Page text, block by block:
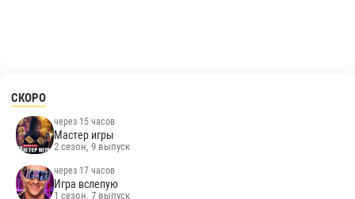
СКОРО
через 15 часов
Мастер игры
2 сезон, 9 выпуск
через 17 часов
Игра вслепую
1 сезон, 7 выпуск